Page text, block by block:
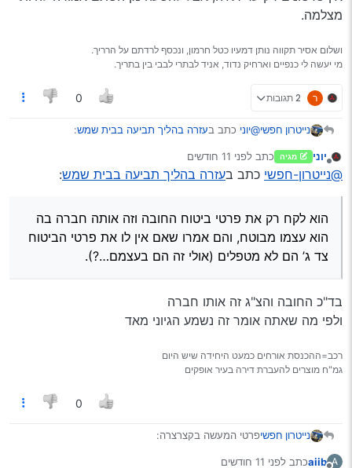
מצלמה.
ושלום אסיר תקווה נותן דמעיו כטל חרמון, ונכסף לרדתם על הרריך.
מי יעשה לי כנפיים וארחיק נדוד, אניד לבתרי לבבי בין בתריך.
ר 2 תגובות 0
נייטרון חפשי@יוני כתב בעזרה בהליך תביעה בבית שמש:
מה זה אומר לא ידוע?
לא החליפו פרטים באירוע?
הוא עצמו מבוטח, והם אמרו שאם אין לו את פרטי הביטוח
צד ג’ הם לא מטפלים (אולי זה הם בעצמם…?).
הנהג מודה לחצאין ואומר ‘אתה נכנסת בי’ (אחרי שהוא
חתך אותו) וכמובן שהנחיתי אותו איך לדבר (אני מקווה
שזה עזר) ולהקליט את השיחה.
אין סרטונים רק עד ראיה, אבל להסעה מן הסתם אמורה
יוני מגיה כתב לפני 11 חודשים
נערך לאחרונה על ידי
@נייטרון-חפשי כתב בעזרה בהליך תביעה בבית שמש:
הוא לקח רק את פרטי ביטוח החובה וזה אותה חברה בה
הוא עצמו מבוטח, והם אמרו שאם אין לו את פרטי הביטוח
צד ג’ הם לא מטפלים (אולי זה הם בעצמם…?).
בד"כ החובה והצ"ג זה אותו חברה
ולפי מה שאתה אומר זה נשמע הגיוני מאד
רכב=ההכנסת אורחים כמעט היחידה שיש היום
גמ"ח מוצרים להעברת דירה בעיר אופקים
0
נייטרון חפשיפרטי המעשה בקצרצרה:
להגיש תביעה, מאחר ולא ידוע לו אם ואיזה ביטוח צד ג’ יש
A
aiibכתב לפני 11 חודשים